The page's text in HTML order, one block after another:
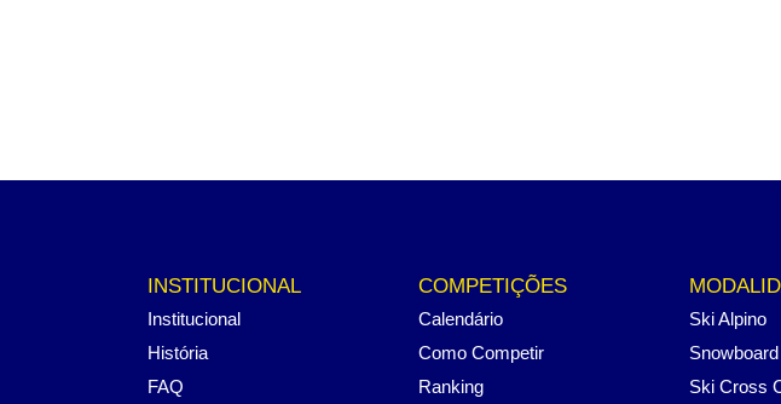
INSTITUCIONAL
Institucional
História
FAQ
COMPETIÇÕES
Calendário
Como Competir
Ranking
Ski Alpino
Snowboard
Ski Cross